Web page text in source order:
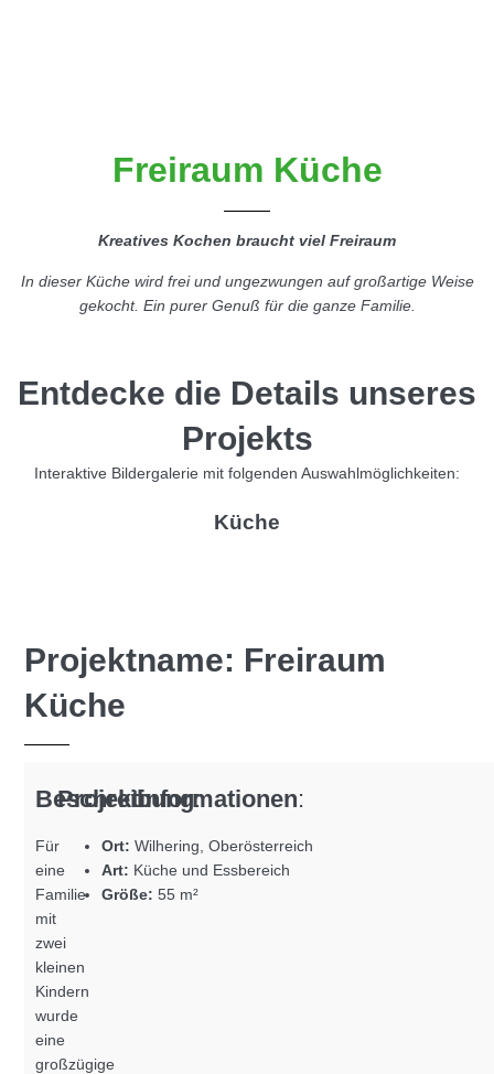
Freiraum Küche
Kreatives Kochen braucht viel Freiraum
In dieser Küche wird frei und ungezwungen auf großartige Weise
gekocht. Ein purer Genuß für die ganze Familie.
Entdecke die Details unseres
Projekts
Interaktive Bildergalerie mit folgenden Auswahlmöglichkeiten:
Küche
Projektname: Freiraum
Küche
Beschreibung:
Für
eine
Familie
mit
zwei
kleinen
Kindern
wurde
eine
großzügige
Projektinformationen:
Ort: Wilhering, Oberösterreich
Art: Küche und Essbereich
Größe: 55 m²